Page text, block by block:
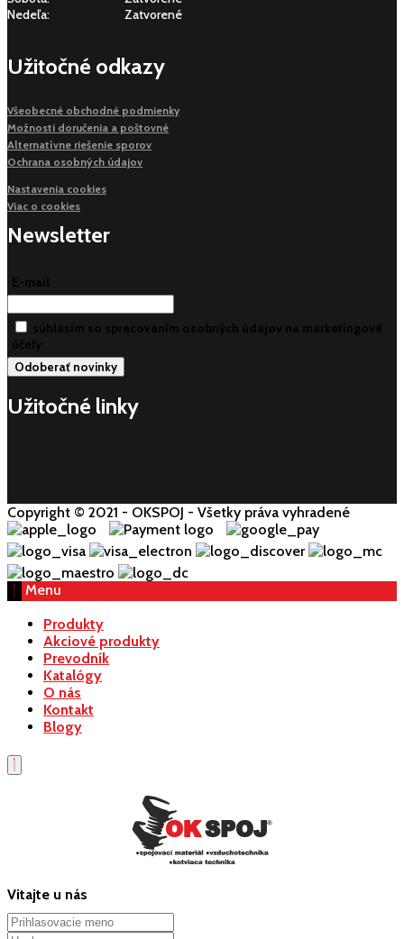
Nedeľa:
Zatvorené
Užitočné odkazy
Všeobecné obchodné podmienky
Možnosti doručenia a poštovné
Alternatívne riešenie sporov
Ochrana osobných údajov
Nastavenia cookies
Viac o cookies
Newsletter
E-mail
súhlasim so spracovaním osobných údajov na marketingové
účely
Užitočné linky
Copyright © 2021 - OKSPOJ - Všetky práva vyhradené
Menu
Produkty
Akciové produkty
Prevodník
Katalógy
O nás
Kontakt
Blogy
Vitajte u nás